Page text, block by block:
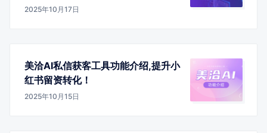
2025年10月17日
美洽AI私信获客工具功能介绍,提升小
红书留资转化！
2025年10月15日